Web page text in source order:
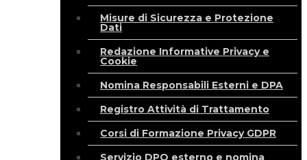
Misure di Sicurezza e Protezione
Dati
Redazione Informative Privacy e
Cookie
Nomina Responsabili Esterni e DPA
Registro Attività di Trattamento
Corsi di Formazione Privacy GDPR
Servizio DPO esterno e nomina